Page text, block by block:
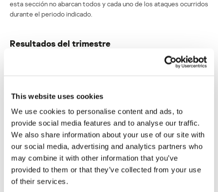
This website uses cookies
We use cookies to personalise content and ads, to
provide social media features and to analyse our traffic.
We also share information about your use of our site with
our social media, advertising and analytics partners who
may combine it with other information that you’ve
provided to them or that they’ve collected from your use
of their services.
esta sección no abarcan todos y cada uno de los ataques ocurridos
durante el periodo indicado.
Resultados del trimestre
Estados Unidos sigue siendo el líder en cuanto a ataques DDoS
TOP 3 de los países más atacados.
El día más activo del trimestre en términos de DDoS fue el 2
de junio, cuando registramos 1.164 ataques. El día más tranquilo,
El mayor número de ataques DDoS se produjo los martes
(15,31%) y el día más tranquilo de la semana fue el domingo
(13,26%).
El ataque DDoS más largo duró 776 horas (más de 32 días).